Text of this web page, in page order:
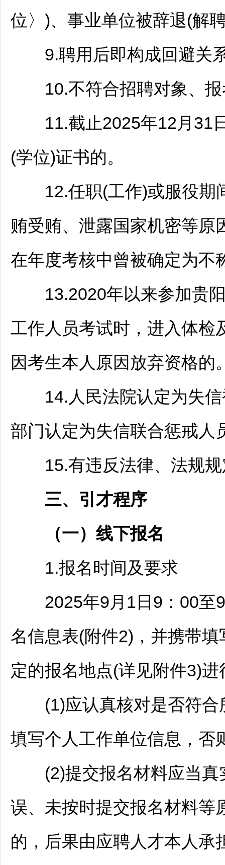
位〉)、 事业单位被辞退(解
9.聘用后即构成回避关
10.不符合招聘对象、
11.截止2025年12月31日
(学位)证书的。
12.任职(工作)或服役期
贿受贿、泄露国家机密等原
在年度考核中曾被确定为不
13.2020年以来参加贵
工作人员考试时，进入体检
因考生本人原因放弃资格的
14.人民法院认定为失信
部门认定为失信联合惩戒人
15.有违反法律、法规规
三、引才程序
（一）线下报名
1.报名时间及要求
2025年9月1日9：00至9
名信息表(附件2)，并携带
定的报名地点(详见附件3)
(1)应认真核对是否符合
填写个人工作单位信息，否
(2)提交报名材料应当真
误、未按时提交报名材料等
的，后果由应聘人才本人承